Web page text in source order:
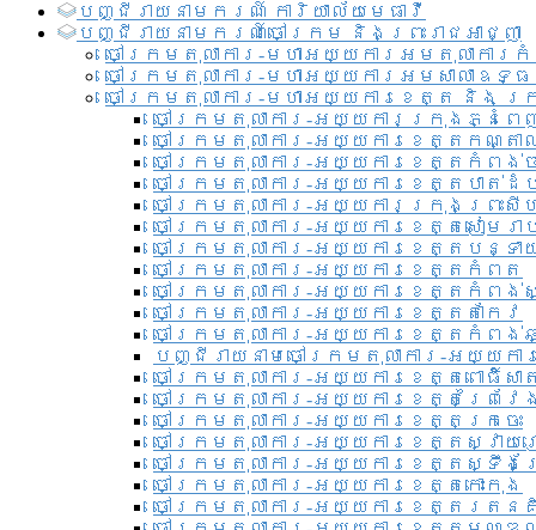
បញ្ជី​រាយ​នាមករណ៍ ការិយាល័យ​មេធាវី​
បញ្ជី​រាយ​នាមករណ៍​ចៅក្រម និងព្រះរាជអាជ្ញា
ចៅក្រមតុលាការ-មហាអយ្យការអមតុលាការ
ចៅក្រមតុលាការ-មហាអយ្យការអមសាលាឧទ្
ចៅក្រមតុលាការ-មហាអយ្យការខេត្ត និង ក្
ចៅក្រមតុលាការ-អយ្យការក្រុងភ្នំពេ
ចៅក្រមតុលាការ-អយ្យការខេត្តកណ្តា
ចៅក្រមតុលាការ-អយ្យការខេត្តកំពង់ច
ចៅក្រមតុលាការ-អយ្យការខេត្តបាត់ដំ
ចៅក្រមតុលាការ-អយ្យការ​ក្រុងព្រះសី
ចៅក្រមតុលាការ-អយ្យការខេត្តសៀមរា
ចៅក្រមតុលាការ-អយ្យការខេត្តបន្ទា
ចៅក្រមតុលាការ-អយ្យការខេត្តកំពត
ចៅក្រមតុលាការ-អយ្យការខេត្តកំពង់
ចៅក្រមតុលាការ-អយ្យការខេត្តតាកែវ
ចៅក្រមតុលាការ-អយ្យការខេត្តកំពង់
បញ្ជីរាយនាមចៅក្រមតុលាការ-អយ្យក
ចៅក្រមតុលាការ-អយ្យការខេត្តពោធិ៍សា
ចៅក្រមតុលាការ-អយ្យការខេត្តព្រៃវែ
ចៅក្រមតុលាការ-អយ្យការខេត្តក្រចេះ
ចៅក្រមតុលាការ-អយ្យការខេត្តស្វាយ
ចៅក្រមតុលាការ-អយ្យការខេត្តស្ទឹង
ចៅក្រមតុលាការ-អយ្យការខេត្តកោះកុង
ចៅក្រមតុលាការ-អយ្យការខេត្តរតន